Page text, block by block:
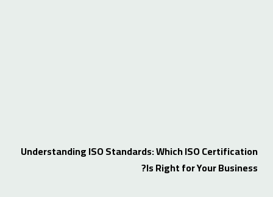
Understanding ISO Standards: Which ISO Certification
Is Right for Your Business?